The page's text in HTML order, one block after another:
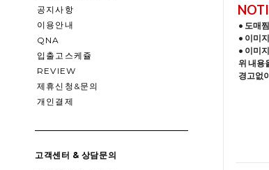
공지사항
이용안내
QNA
입출고스케쥴
REVIEW
제휴신청&문의
개인결제
고객센터 & 상담문의
• 도매
• 이미
• 이미
위 내용
경고없